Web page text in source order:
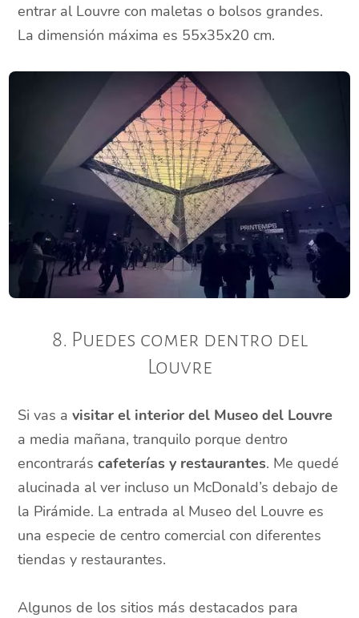
entrar al Louvre con maletas o bolsos grandes.
La dimensión máxima es 55x35x20 cm.
8. Puedes comer dentro del
Louvre
Si vas avisitar el interior del Museo del Louvre
a media mañana, tranquilo porque dentro
encontraráscafeterías y restaurantes. Me quedé
alucinada al ver incluso un McDonald’s debajo de
la Pirámide. La entrada al Museo del Louvre es
una especie de centro comercial con diferentes
tiendas y restaurantes.
Algunos de los sitios más destacados para